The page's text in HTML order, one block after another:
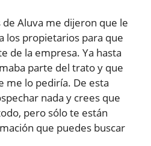
de Aluva me dijeron que le
los propietarios para que
de la empresa. Ya hasta
parte del trato y que
me lo pediría. De esta
nada y crees que
pero sólo te están
que puedes buscar